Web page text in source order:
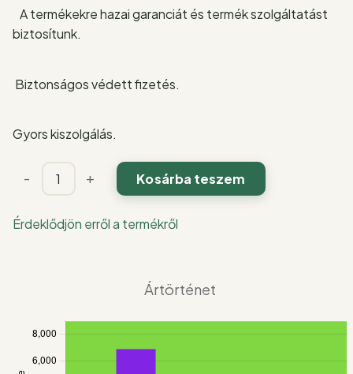
A termékekre hazai garanciát és termék szolgáltatást
biztosítunk.
Biztonságos védett fizetés.
Gyors kiszolgálás.
Emésztőenzim
60
- + Kosárba teszem
Érdeklődjön erről a termékről
Ártörténet